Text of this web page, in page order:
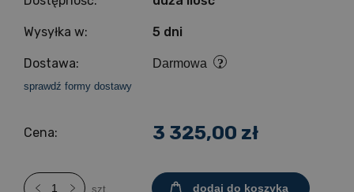
Wysyłka w: 5 dni
Dostawa: Darmowa
sprawdź formy dostawy
Cena: 3 325,00 zł
szt. dodaj do koszyka